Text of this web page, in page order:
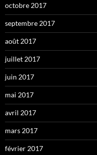
octobre 2017
septembre 2017
août 2017
juillet 2017
juin 2017
mai 2017
avril 2017
mars 2017
février 2017